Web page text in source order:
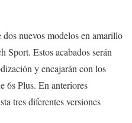
nuevos modelos en amarillo
Sport. Estos acabados serán
y encajarán con los
6s Plus. En anteriores
tres diferentes versiones